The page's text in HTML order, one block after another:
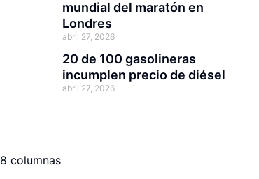
mundial del maratón en
Londres
abril 27, 2026
20 de 100 gasolineras
incumplen precio de diésel
abril 27, 2026
8 columnas